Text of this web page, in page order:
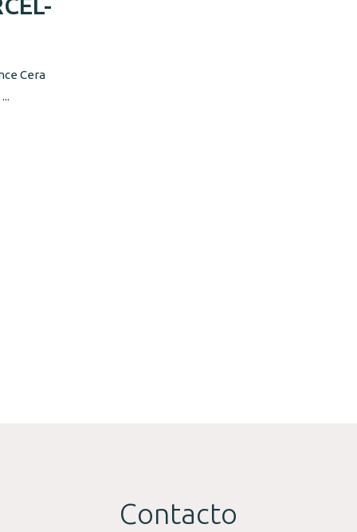
Cera
Contacto